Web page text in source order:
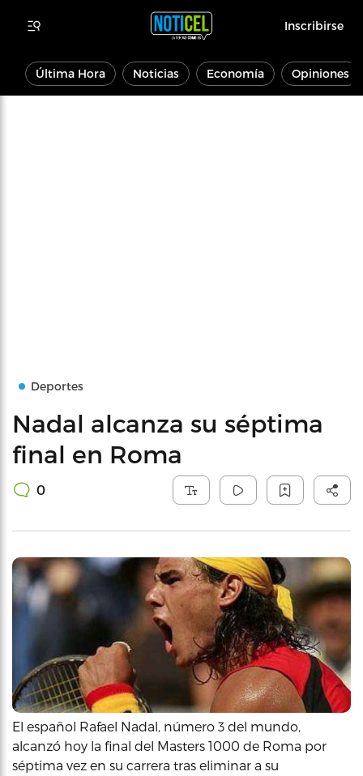
Inscribirse
Última Hora Noticias Economía Opiniones
Deportes
Nadal alcanza su séptima
final en Roma
0
El español Rafael Nadal, número 3 del mundo,
alcanzó hoy la final del Masters 1000 de Roma por
séptima vez en su carrera tras eliminar a su